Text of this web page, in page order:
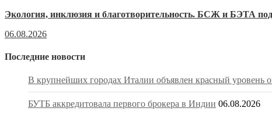
Экология, инклюзия и благотворительность. БСЖ и БЭТА
06.08.2026
Последние новости
В крупнейших городах Италии объявлен красный уровень
БУТБ аккредитовала первого брокера в Индии 06.08.2026